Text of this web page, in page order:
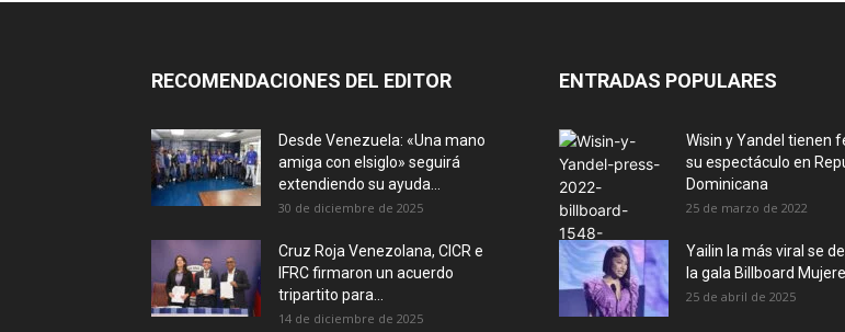
RECOMENDACIONES DEL EDITOR
Desde Venezuela: «Una mano
amiga con elsiglo» seguirá
extendiendo su ayuda...
30 de diciembre de 2025
Cruz Roja Venezolana, CICR e
IFRC firmaron un acuerdo
tripartito para...
14 de diciembre de 2025
ENTRADAS POPULARES
Wisin y Yandel tienen
su espectáculo en
Dominicana
25 de marzo de 2022
Yailin la más viral se
la gala Billboard
25 de abril de 2025